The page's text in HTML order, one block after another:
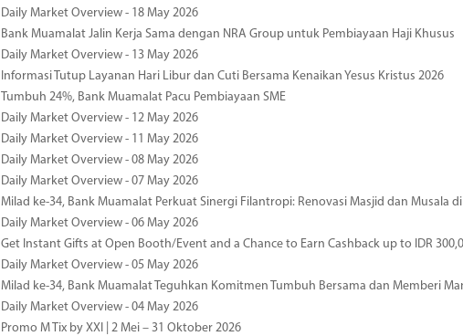
Daily Market Overview - 18 May 2026
Bank Muamalat Jalin Kerja Sama dengan NRA Group untuk Pembiayaan Haji Khusus
Daily Market Overview - 13 May 2026
Informasi Tutup Layanan Hari Libur dan Cuti Bersama Kenaikan Yesus Kristus 2026
Tumbuh 24%, Bank Muamalat Pacu Pembiayaan SME
Daily Market Overview - 12 May 2026
Daily Market Overview - 11 May 2026
Daily Market Overview - 08 May 2026
Daily Market Overview - 07 May 2026
Milad ke-34, Bank Muamalat Perkuat Sinergi Filantropi: Renovasi Masjid dan Musala
Daily Market Overview - 06 May 2026
Get Instant Gifts at Open Booth/Event and a Chance to Earn Cashback up to IDR
Daily Market Overview - 05 May 2026
Milad ke-34, Bank Muamalat Teguhkan Komitmen Tumbuh Bersama dan Memberi
Daily Market Overview - 04 May 2026
Promo M Tix by XXI | 2 Mei – 31 Oktober 2026